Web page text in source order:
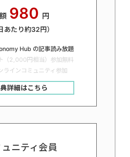
980 円
あたり約32円）
Hub の記事読み放題
（2,000円相当）参加無料
ラインコミュニティ参加
詳細はこちら
ュニティ会員